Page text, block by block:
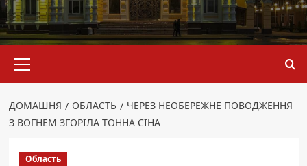
меню
ДОМАШНЯ ОБЛАСТЬ
ЧЕРЕЗ НЕОБЕРЕЖНЕ ПОВОДЖЕННЯ
З ВОГНЕМ ЗГОРІЛА ТОННА СІНА
Область